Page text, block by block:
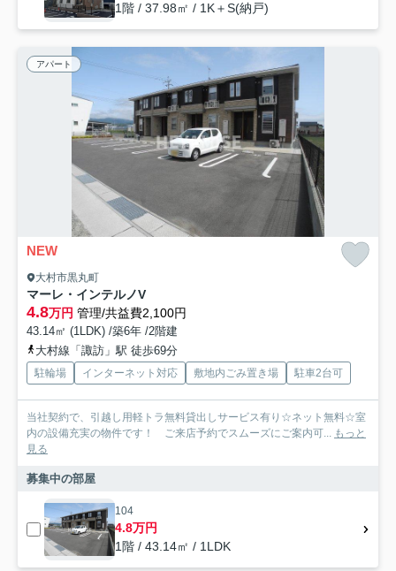
1階 / 37.98㎡ / 1K＋S(納戸)
アパート
NEW
大村市黒丸町
マーレ・インテルノV
4.8万円 管理/共益費2,100円
43.14㎡ (1LDK) /築6年 /2階建
大村線「諏訪」駅 徒歩69分
駐輪場 インターネット対応 敷地内ごみ置き場 駐車2台可
当社契約で、引越し用軽トラ無料貸出しサービス有り☆ネット無料☆室
内の設備充実の物件です！ ご来店予約でスムーズにご案内可... もっと
見る
募集中の部屋
104
4.8万円
1階 / 43.14㎡ / 1LDK